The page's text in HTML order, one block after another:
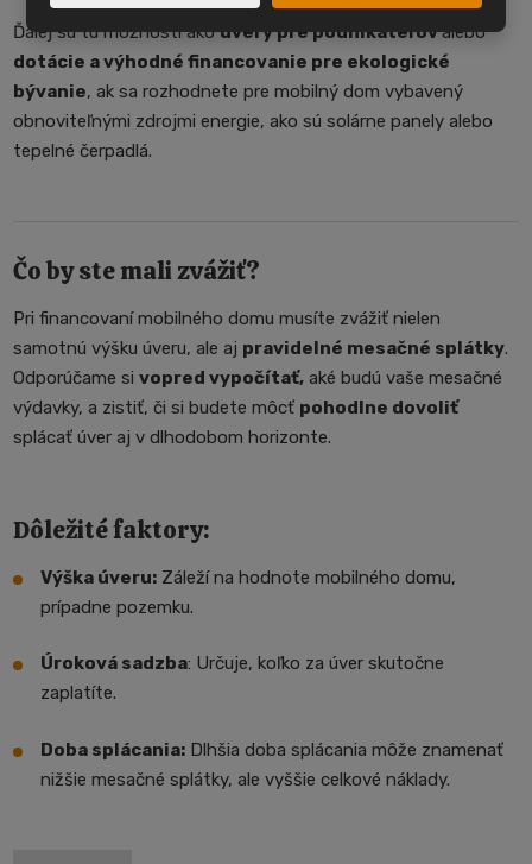
Ďalej sú tu možnosti akoúvery pre podnikateľovalebo
dotácie a výhodné financovanie pre ekologické
bývanie, ak sa rozhodnete pre mobilný dom vybavený
obnoviteľnými zdrojmi energie, ako sú solárne panely alebo
tepelné čerpadlá.
Čo by ste mali zvážiť?
Pri financovaní mobilného domu musíte zvážiť nielen
samotnú výšku úveru, ale aj pravidelné mesačné splátky.
Odporúčame sivopred vypočítať, aké budú vaše mesačné
výdavky, a zistiť, či si budete môcť pohodlne dovoliť
splácať úver aj v dlhodobom horizonte.
Dôležité faktory:
Výška úveru:Záleží na hodnote mobilného domu,
prípadne pozemku.
Úroková sadzba: Určuje, koľko za úver skutočne
zaplatíte.
Doba splácania:Dlhšia doba splácania môže znamenať
nižšie mesačné splátky, ale vyššie celkové náklady.